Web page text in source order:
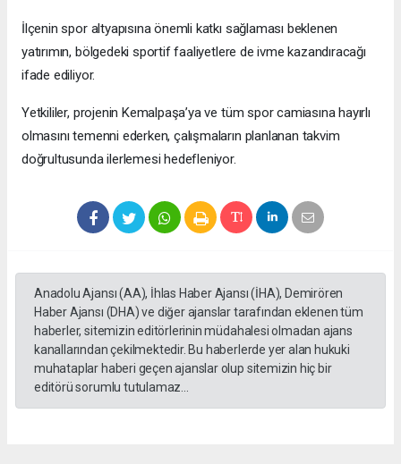
İlçenin spor altyapısına önemli katkı sağlaması beklenen
yatırımın, bölgedeki sportif faaliyetlere de ivme kazandıracağı
ifade ediliyor.
Yetkililer, projenin Kemalpaşa’ya ve tüm spor camiasına hayırlı
olmasını temenni ederken, çalışmaların planlanan takvim
doğrultusunda ilerlemesi hedefleniyor.
Anadolu Ajansı (AA), İhlas Haber Ajansı (İHA), Demirören
Haber Ajansı (DHA) ve diğer ajanslar tarafından eklenen tüm
haberler, sitemizin editörlerinin müdahalesi olmadan ajans
kanallarından çekilmektedir. Bu haberlerde yer alan hukuki
muhataplar haberi geçen ajanslar olup sitemizin hiç bir
editörü sorumlu tutulamaz...